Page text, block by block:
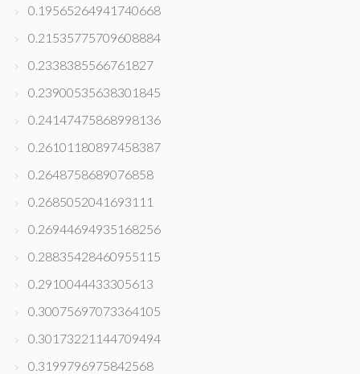
0.19565264941740668
0.21535775709608884
0.2338385566761827
0.23900535638301845
0.24147475868998136
0.26101180897458387
0.2648758689076858
0.2685052041693111
0.26944694935168256
0.28835428460955115
0.2910044433305613
0.30075697073364105
0.30173221144709494
0.3199796975842568